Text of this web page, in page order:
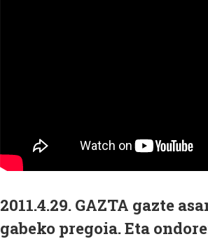
2011.4.29. GAZTA gazte
gabeko pregoia. Eta